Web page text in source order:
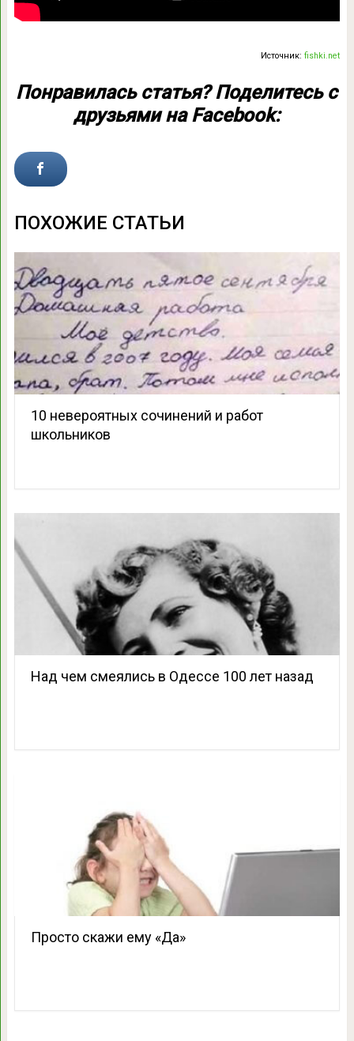
Источник:fishki.net
Понравилась статья? Поделитесь с
друзьями на Facebook:
ПОХОЖИЕ СТАТЬИ
10 невероятных сочинений и работ
школьников
Над чем смеялись в Одессе 100 лет назад
Просто скажи ему «Да»